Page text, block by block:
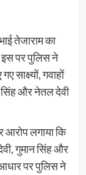
तेजाराम का
पर पुलिस ने
साक्ष्यों, गवाहों
और नेतल देवी
आरोप लगाया कि
गुमान सिंह और
पर पुलिस ने